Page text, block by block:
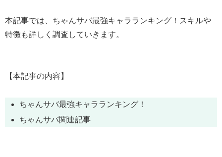
本記事では、ちゃんサバ最強キャラランキング！スキルや
特徴も詳しく調査していきます。
【本記事の内容】
ちゃんサバ最強キャラランキング！
ちゃんサバ関連記事